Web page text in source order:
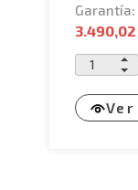
Garantía:
Ver